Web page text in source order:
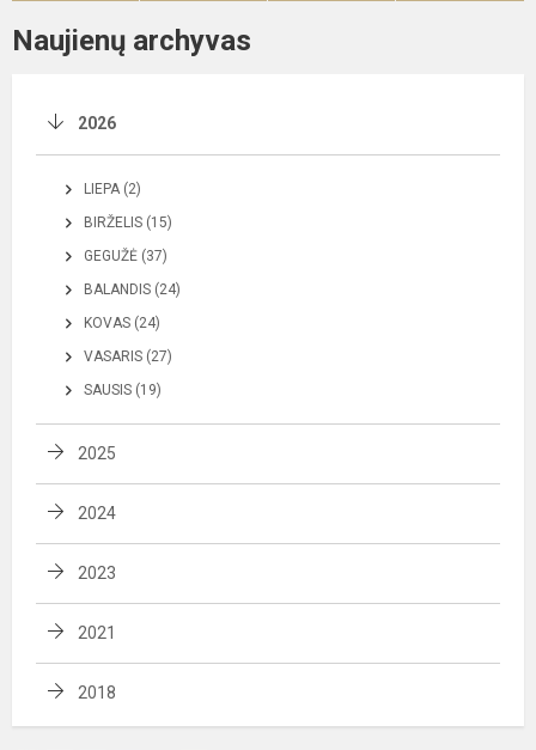
Naujienų archyvas
2026
LIEPA (2)
BIRŽELIS (15)
GEGUŽĖ (37)
BALANDIS (24)
KOVAS (24)
VASARIS (27)
SAUSIS (19)
2025
2024
2023
2021
2018